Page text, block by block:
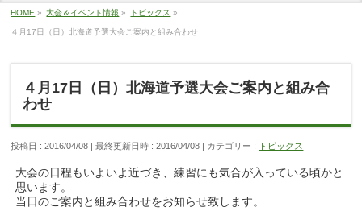
HOME » 大会＆イベント情報 » トピックス »
４月17日（日）北海道予選大会ご案内と組み合わせ
４月17日（日）北海道予選大会ご案内と組み合
わせ
投稿日 : 2016/04/08 最終更新日時 : 2016/04/08 カテゴリー : トピックス
大会の日程もいよいよ近づき、練習にも気合が入っている頃かと
思います。
当日のご案内と組み合わせをお知らせ致します。